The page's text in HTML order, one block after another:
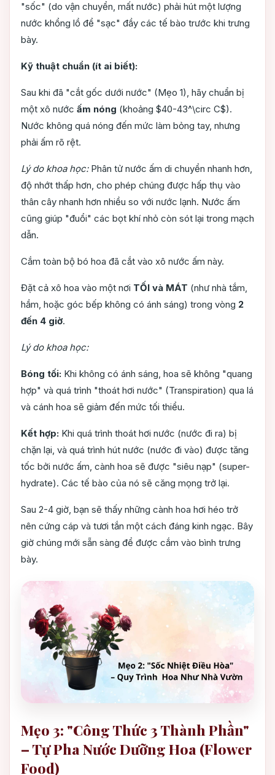
"sốc" (do vận chuyển, mất nước) phải hút một lượng
nước khổng lồ để "sạc" đầy các tế bào trước khi trưng
bày.
Kỹ thuật chuẩn (ít ai biết):
Sau khi đã "cắt gốc dưới nước" (Mẹo 1), hãy chuẩn bị
một xô nước ấm nóng (khoảng $40-43^\circ C$).
Nước không quá nóng đến mức làm bỏng tay, nhưng
phải ấm rõ rệt.
Lý do khoa học:Phân tử nước ấm di chuyển nhanh hơn,
độ nhớt thấp hơn, cho phép chúng được hấp thụ vào
thân cây nhanh hơn nhiều so với nước lạnh. Nước ấm
cũng giúp "đuổi" các bọt khí nhỏ còn sót lại trong mạch
dẫn.
Cắm toàn bộ bó hoa đã cắt vào xô nước ấm này.
Đặt cả xô hoa vào một nơi TỐI và MÁT (như nhà tắm,
hầm, hoặc góc bếp không có ánh sáng) trong vòng 2
đến 4 giờ.
Lý do khoa học:
Bóng tối: Khi không có ánh sáng, hoa sẽ không "quang
hợp" và quá trình "thoát hơi nước" (Transpiration) qua lá
và cánh hoa sẽ giảm đến mức tối thiểu.
Kết hợp: Khi quá trình thoát hơi nước (nước đi ra) bị
chặn lại, và quá trình hút nước (nước đi vào) được tăng
tốc bởi nước ấm, cành hoa sẽ được "siêu nạp" (super-
hydrate). Các tế bào của nó sẽ căng mọng trở lại.
Sau 2-4 giờ, bạn sẽ thấy những cành hoa hơi héo trở
nên cứng cáp và tươi tắn một cách đáng kinh ngạc. Bây
giờ chúng mới sẵn sàng để được cắm vào bình trưng
bày.
Mẹo 3: "Công Thức 3 Thành Phần"
– Tự Pha Nước Dưỡng Hoa (Flower
Food)